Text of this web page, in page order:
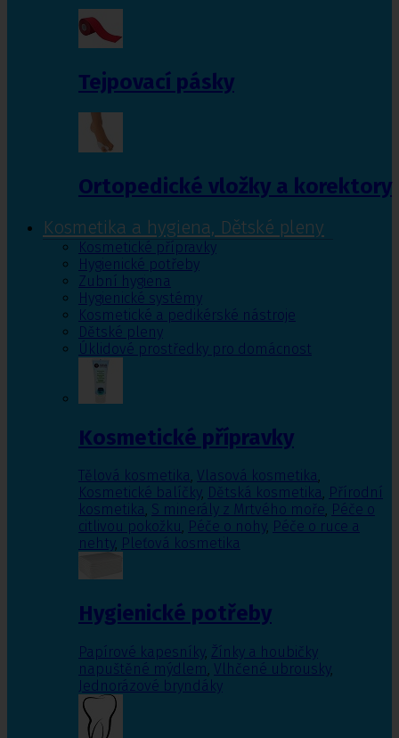
Tejpovací pásky
Ortopedické vložky a korektory
Kosmetika a hygiena, Dětské pleny
Kosmetické přípravky
Hygienické potřeby
Zubní hygiena
Hygienické systémy
Kosmetické a pedikérské nástroje
Dětské pleny
Úklidové prostředky pro domácnost
Kosmetické přípravky
Tělová kosmetika, Vlasová kosmetika,
Kosmetické balíčky, Dětská kosmetika, Přírodní
kosmetika, S minerály z Mrtvého moře, Péče o
citlivou pokožku, Péče o nohy, Péče o ruce a
nehty, Pleťová kosmetika
Hygienické potřeby
Papírové kapesníky, Žínky a houbičky
napuštěné mýdlem, Vlhčené ubrousky,
Jednorázové bryndáky